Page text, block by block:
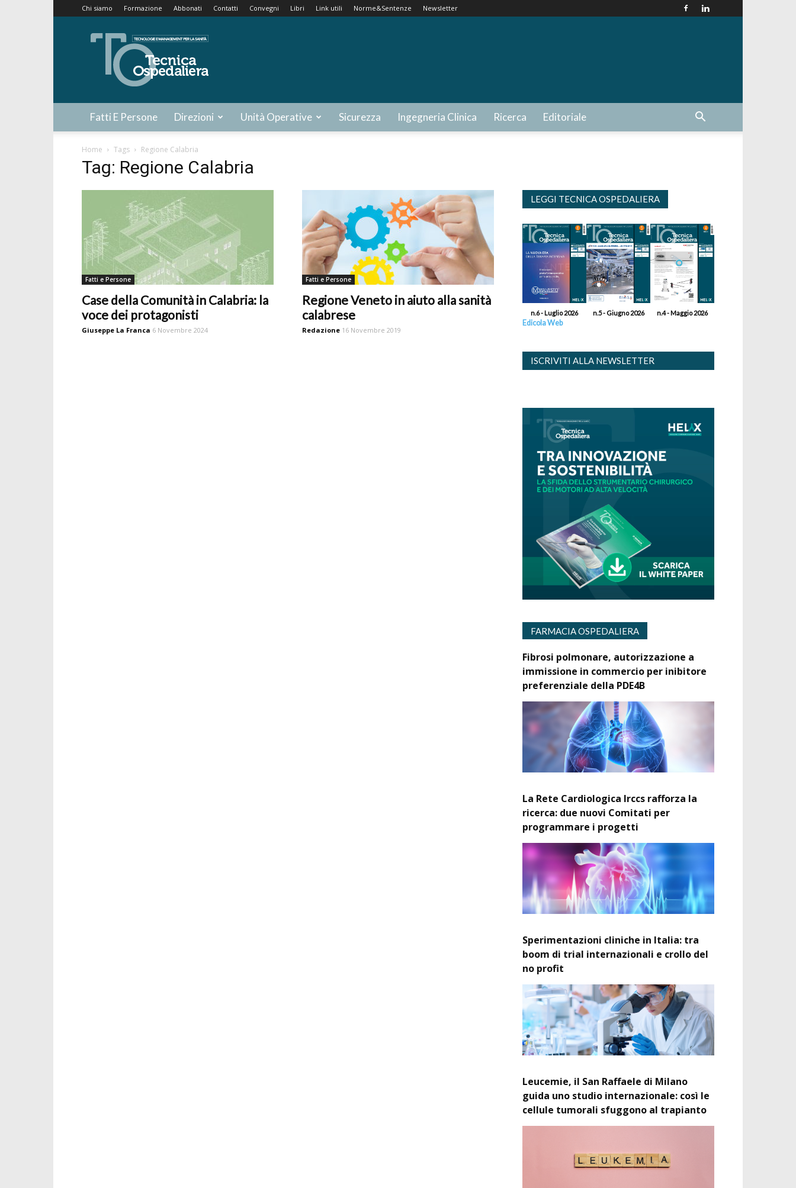
Chi siamo Formazione Abbonati Contatti Convegni Libri Link utili Norme&Sentenze Newsletter
Tecnica
Ospedaliera
Fatti E Persone Direzioni Unità Operative Sicurezza Ingegneria Clinica Ricerca Editoriale
Home Tags Regione Calabria
Tag: Regione Calabria
Fatti e Persone
Case della Comunità in Calabria: la
voce dei protagonisti
Giuseppe La Franca 6 Novembre 2024
Fatti e Persone
Regione Veneto in aiuto alla sanità
calabrese
Redazione 16 Novembre 2019
LEGGI TECNICA OSPEDALIERA
n.6 - Luglio 2026 n.5 - Giugno 2026 n.4 - Maggio 2026
Edicola Web
ISCRIVITI ALLA NEWSLETTER
FARMACIA OSPEDALIERA
Fibrosi polmonare, autorizzazione a
immissione in commercio per inibitore
preferenziale della PDE4B
La Rete Cardiologica Irccs rafforza la
ricerca: due nuovi Comitati per
programmare i progetti
Sperimentazioni cliniche in Italia: tra
boom di trial internazionali e crollo del
no profit
Leucemie, il San Raffaele di Milano
guida uno studio internazionale: così le
cellule tumorali sfuggono al trapianto